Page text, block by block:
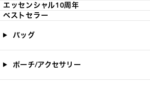
エッセンシャル10周年
ベストセラー
バッグ
ポーチ/アクセサリー